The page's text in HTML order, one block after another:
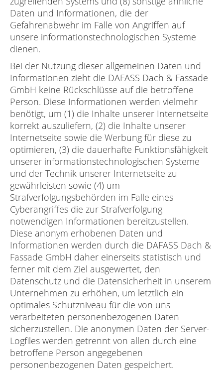
Daten und Informationen, die der
Gefahrenabwehr im Falle von Angriffen auf
unsere informationstechnologischen Systeme
dienen.
Bei der Nutzung dieser allgemeinen Daten und
Informationen zieht die DAFASS Dach & Fassade
GmbH keine Rückschlüsse auf die betroffene
Person. Diese Informationen werden vielmehr
benötigt, um (1) die Inhalte unserer Internetseite
korrekt auszuliefern, (2) die Inhalte unserer
Internetseite sowie die Werbung für diese zu
optimieren, (3) die dauerhafte Funktionsfähigkeit
unserer informationstechnologischen Systeme
und der Technik unserer Internetseite zu
gewährleisten sowie (4) um
Strafverfolgungsbehörden im Falle eines
Cyberangriffes die zur Strafverfolgung
notwendigen Informationen bereitzustellen.
Diese anonym erhobenen Daten und
Informationen werden durch die DAFASS Dach &
Fassade GmbH daher einerseits statistisch und
ferner mit dem Ziel ausgewertet, den
Datenschutz und die Datensicherheit in unserem
Unternehmen zu erhöhen, um letztlich ein
optimales Schutzniveau für die von uns
verarbeiteten personenbezogenen Daten
sicherzustellen. Die anonymen Daten der Server-
Logfiles werden getrennt von allen durch eine
betroffene Person angegebenen
personenbezogenen Daten gespeichert.